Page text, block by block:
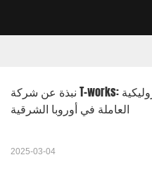
نبذة عن شركة T-works: ماكينات دق الركائز الثابتة الهيدروليكية
العاملة في أوروبا الشرقية
2025-03-04